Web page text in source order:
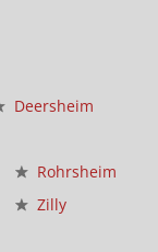
Deersheim
Rohrsheim
Zilly